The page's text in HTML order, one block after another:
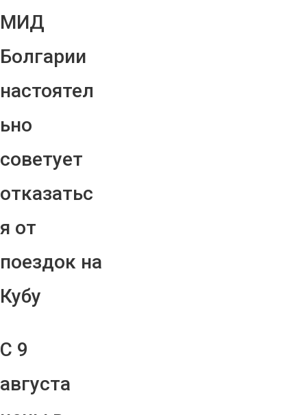
МИД
Болгарии
настоятел
ьно
советует
отказатьс
я от
поездок на
Кубу
С 9
августа